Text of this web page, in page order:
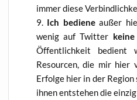
immer die­se
Ich bedie­neaußer
wenig auf Twit­ter
Öffent­lich­keit bedient
Resour­cen, die mir hier
Erfol­ge hier in der
ihnen ent­ste­hen die